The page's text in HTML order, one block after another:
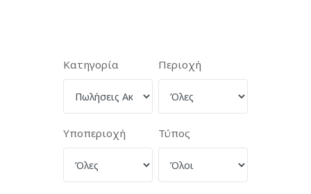
Κατηγορία Περιοχή
Υποπεριοχή Τύπος